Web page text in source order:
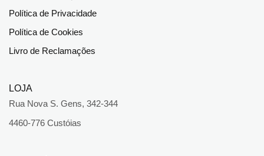
Política de Privacidade
Política de Cookies
Livro de Reclamações
LOJA
Rua Nova S. Gens, 342-344
4460-776 Custóias